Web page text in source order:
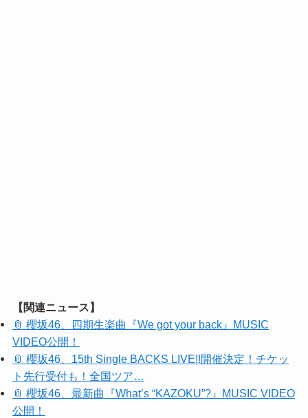
【関連ニュース】
📎 櫻坂46、四期生楽曲『We got your back』MUSIC
VIDEO公開！
📎 櫻坂46、15th Single BACKS LIVE!!開催決定！チケッ
ト先行受付も！全国ツア…
📎 櫻坂46、最新曲『What’s “KAZOKU”?』MUSIC VIDEO
公開！